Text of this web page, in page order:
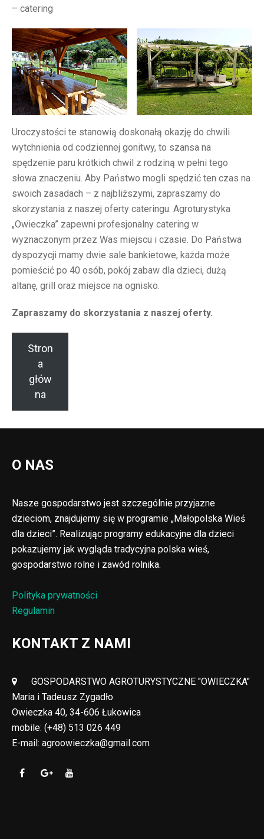
– catering
Uroczystości te stanowią doskonałą okazję do chwili
wytchnienia od codziennej gonitwy, to szansa na
spędzenie paru krótkich chwil z rodziną w pełni tego
słowa znaczeniu. Aby Państwo mogli spędzić ten czas na
swoich zasadach – z najbliższymi, zapraszamy do
skorzystania z naszej oferty cateringu. Agroturystyka
„Owieczka” zapewni profesjonalny catering w
wyznaczonym przez Was miejscu i czasie. Do Państwa
dyspozycji mamy dwie sale bankietowe, każda może
pomieścić po 40 osób, pokój zabaw dla dzieci, dużą
altanę, grill oraz miejsce na ognisko.
Zapraszamy do skorzystania z naszej oferty.
Stron
a
głów
na
O NAS
Nasze gospodarstwo jest szczególnie przyjazne
dzieciom, znajdujemy się w programie „Małopolska Wieś
dla dzieci”. Realizując programy edukacyjne dla dzieci
pokazujemy jak wygląda tradycyjna polska wieś,
gospodarstwo rolne i zawód rolnika.
Polityka prywatności
Regulamin
KONTAKT Z NAMI
GOSPODARSTWO AGROTURYSTYCZNE "OWIECZKA"
Maria i Tadeusz Zygadło
Owieczka 40, 34-606 Łukowica
mobile: (+48) 513 026 449
E-mail: agroowieczka@gmail.com